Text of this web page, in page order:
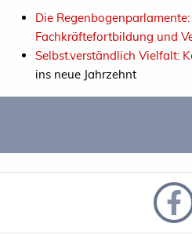
Die
Fachkräftefortbildung und
Selbst.verständlich Vielfalt:
ins neue Jahrzehnt